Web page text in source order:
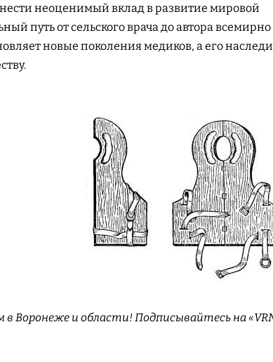
неоценимый вклад в развитие мировой
путь от сельского врача до автора всемирно
новые поколения медиков, а его
Воронеже и области! Подписывайтесь на